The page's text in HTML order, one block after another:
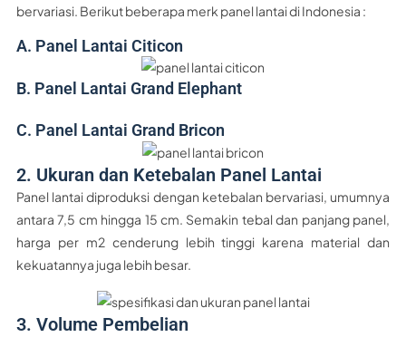
bervariasi. Berikut beberapa merk panel lantai di Indonesia :
A. Panel Lantai Citicon
B. Panel Lantai Grand Elephant
C. Panel Lantai Grand Bricon
2. Ukuran dan Ketebalan Panel Lantai
Panel lantai diproduksi dengan ketebalan bervariasi, umumnya
antara 7,5 cm hingga 15 cm. Semakin tebal dan panjang panel,
harga per m2 cenderung lebih tinggi karena material dan
kekuatannya juga lebih besar.
3. Volume Pembelian